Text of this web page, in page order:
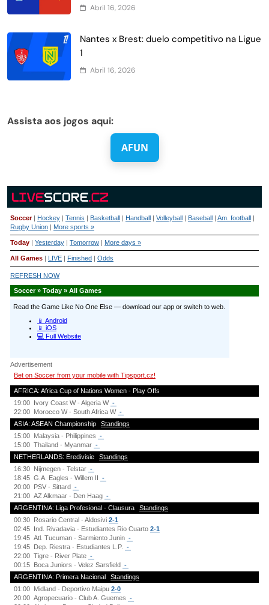
Abril 16, 2026
Nantes x Brest: duelo competitivo na Ligue
1
Abril 16, 2026
Assista aos jogos aqui:
AFUN